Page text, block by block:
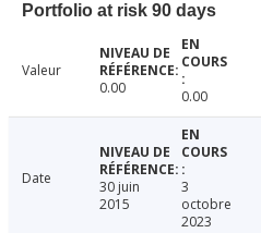
Portfolio at risk 90 days
Valeur
0.00
0.00
Date
30 juin
2015
3
octobre
2023